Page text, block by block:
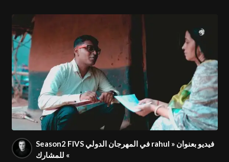
Season2 FIVS في المهرجان الدولي rahul فيديو بعنوان «
» للمشارك